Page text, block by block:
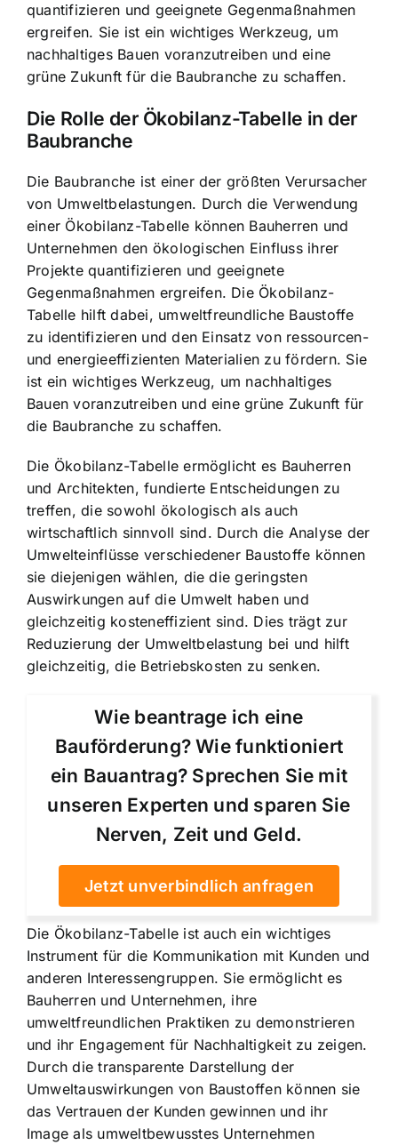
quantifizieren und geeignete Gegenmaßnahmen
ergreifen. Sie ist ein wichtiges Werkzeug, um
nachhaltiges Bauen voranzutreiben und eine
grüne Zukunft für die Baubranche zu schaffen.
Die Rolle der Ökobilanz-Tabelle in der
Baubranche
Die Baubranche ist einer der größten Verursacher
von Umweltbelastungen. Durch die Verwendung
einer Ökobilanz-Tabelle können Bauherren und
Unternehmen den ökologischen Einfluss ihrer
Projekte quantifizieren und geeignete
Gegenmaßnahmen ergreifen. Die Ökobilanz-
Tabelle hilft dabei, umweltfreundliche Baustoffe
zu identifizieren und den Einsatz von ressourcen-
und energieeffizienten Materialien zu fördern. Sie
ist ein wichtiges Werkzeug, um nachhaltiges
Bauen voranzutreiben und eine grüne Zukunft für
die Baubranche zu schaffen.
Die Ökobilanz-Tabelle ermöglicht es Bauherren
und Architekten, fundierte Entscheidungen zu
treffen, die sowohl ökologisch als auch
wirtschaftlich sinnvoll sind. Durch die Analyse der
Umwelteinflüsse verschiedener Baustoffe können
sie diejenigen wählen, die die geringsten
Auswirkungen auf die Umwelt haben und
gleichzeitig kosteneffizient sind. Dies trägt zur
Reduzierung der Umweltbelastung bei und hilft
gleichzeitig, die Betriebskosten zu senken.
Wie beantrage ich eine
Bauförderung? Wie funktioniert
ein Bauantrag? Sprechen Sie mit
unseren Experten und sparen Sie
Nerven, Zeit und Geld.
Jetzt unverbindlich anfragen
Die Ökobilanz-Tabelle ist auch ein wichtiges
Instrument für die Kommunikation mit Kunden und
anderen Interessengruppen. Sie ermöglicht es
Bauherren und Unternehmen, ihre
umweltfreundlichen Praktiken zu demonstrieren
und ihr Engagement für Nachhaltigkeit zu zeigen.
Durch die transparente Darstellung der
Umweltauswirkungen von Baustoffen können sie
das Vertrauen der Kunden gewinnen und ihr
Image als umweltbewusstes Unternehmen